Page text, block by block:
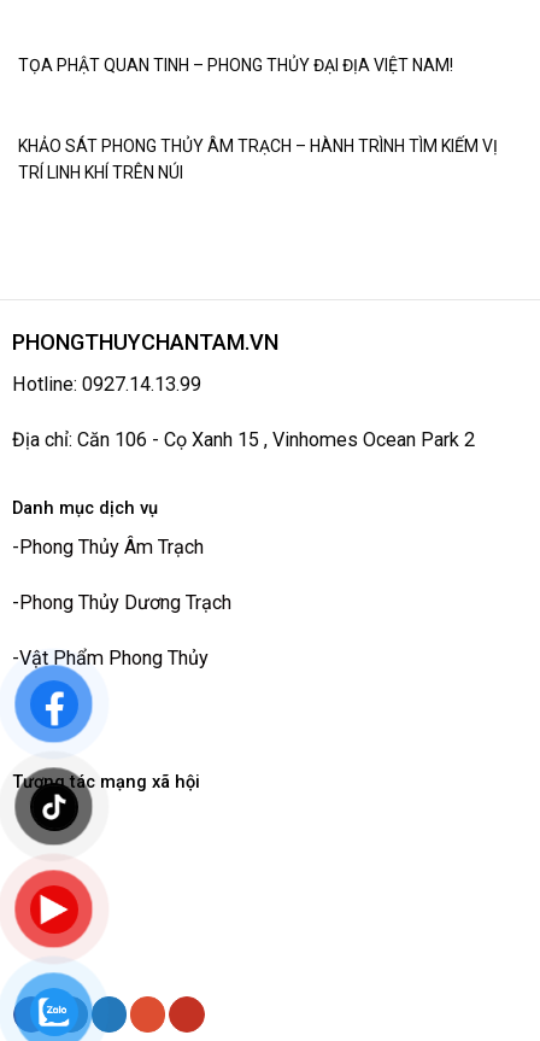
TỌA PHẬT QUAN TINH – PHONG THỦY ĐẠI ĐỊA VIỆT NAM!
KHẢO SÁT PHONG THỦY ÂM TRẠCH – HÀNH TRÌNH TÌM KIẾM VỊ
TRÍ LINH KHÍ TRÊN NÚI
PHONGTHUYCHANTAM.VN
Hotline: 0927.14.13.99
Địa chỉ: Căn 106 - Cọ Xanh 15 , Vinhomes Ocean Park 2
Danh mục dịch vụ
- Phong Thủy Âm Trạch
- Phong Thủy Dương Trạch
-Vật Phẩm Phong Thủy
Tương tác mạng xã hội